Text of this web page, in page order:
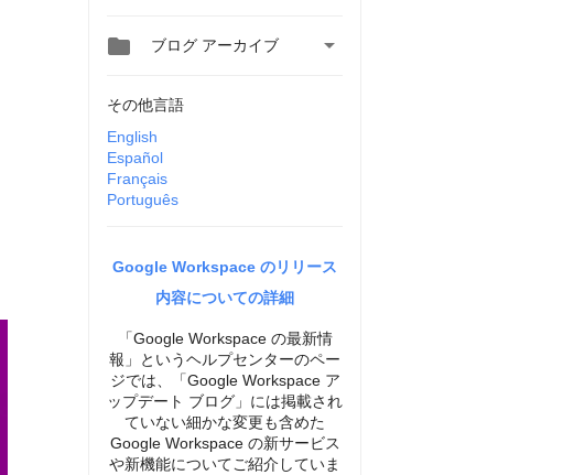
 ブログ アーカイブ 
その他言語
English
Español
Français
Português
Google Workspace のリリース
内容についての詳細
「Google Workspace の最新情
報」というヘルプセンターのペー
ジでは、「Google Workspace ア
ップデート ブログ」には掲載され
ていない細かな変更も含めた
Google Workspace の新サービス
や新機能についてご紹介していま